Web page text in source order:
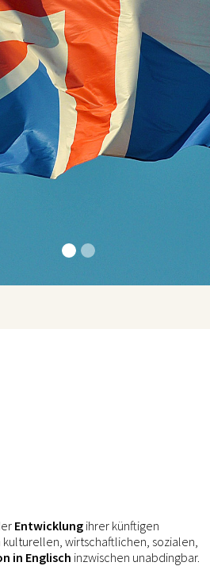
Entwicklung ihrer künftigen
kulturellen, wirtschaftlichen, sozialen,
in Englisch inzwischen unabdingbar.